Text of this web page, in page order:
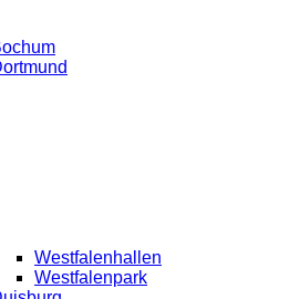
Westfalenhallen
Westfalenpark